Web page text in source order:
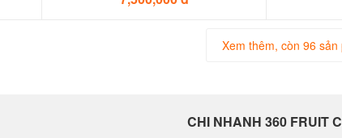
Xem thêm, còn 96 sản
CHI NHANH 360 FRUIT